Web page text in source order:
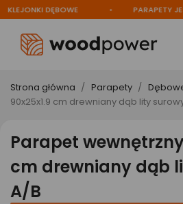
DĘBOWE PARAPETY
Strona główna Parapety
90x25x1.9 cm drewniany dąb lity
Parapet wewnętrzny
cm drewniany dąb
A/B